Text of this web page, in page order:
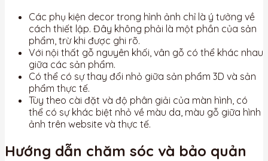
Các phụ kiện decor trong hình ảnh chỉ là ý tưởng về
cách thiết lập. Đây không phải là một phần của sản
phẩm, trừ khi được ghi rõ.
Với nội thất gỗ nguyên khối, vân gỗ có thể khác nhau
giữa các sản phẩm.
Có thể có sự thay đổi nhỏ giữa sản phẩm 3D và sản
phẩm thực tế.
Tùy theo cài đặt và độ phân giải của màn hình, có
thể có sự khác biệt nhỏ về màu da, màu gỗ giữa hình
ảnh trên website và thực tế.
Hướng dẫn chăm sóc và bảo quản